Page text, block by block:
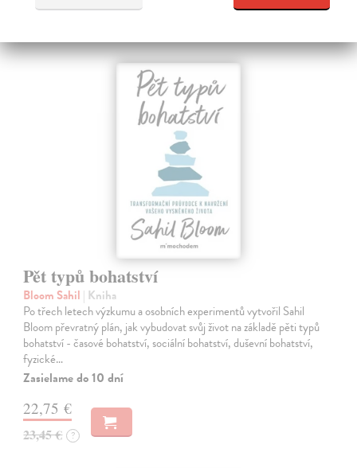
Pět typů bohatství
Bloom Sahil | Kniha
Po třech letech výzkumu a osobních experimentů vytvořil Sahil
Bloom převratný plán, jak vybudovat svůj život na základě pěti typů
bohatství - časové bohatství, sociální bohatství, duševní bohatství,
fyzické…
Zasielame do 10 dní
22,75 €
23,45 € ?